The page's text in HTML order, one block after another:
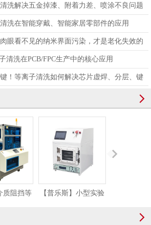
洗解决五金掉漆、附着力差、喷涂不良问题
洗在智能穿戴、智能家居零部件的应用
眼看不见的纳米界面污染，才是老化失效的
清洗在PCB/FPC生产中的核心应用
！等离子清洗如何解决芯片虚焊、分层、键
质阻挡等 【普乐斯】小型实验